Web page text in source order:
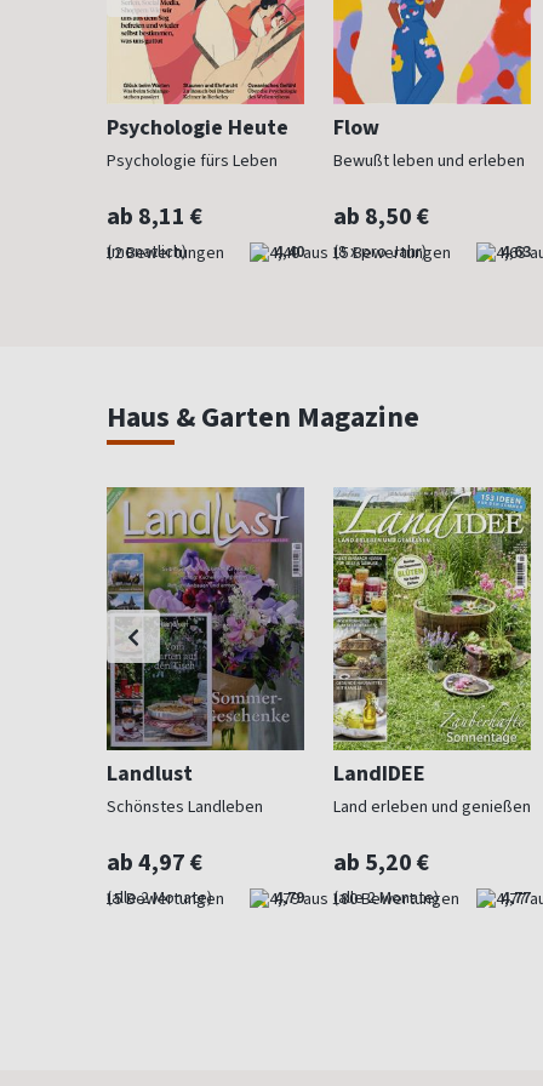
Psychologie Heute
Psychologie fürs Leben
ab 8,11 €
(monatlich) 4,40
Flow
Bewußt leben und erleben
ab 8,50 €
(8 x pro Jahr) 4,63
Haus & Garten Magazine
Landlust
Schönstes Landleben
ab 4,97 €
(alle 2 Monate) 4,79
LandIDEE
Land erleben und genießen
ab 5,20 €
(alle 2 Monate) 4,77